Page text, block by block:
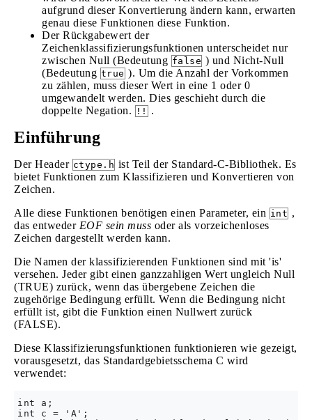
aufgrund dieser Konvertierung ändern kann, erwarten
genau diese Funktionen diese Funktion.
Der Rückgabewert der
Zeichenklassifizierungsfunktionen unterscheidet nur
zwischen Null (Bedeutung false ) und Nicht-Null
(Bedeutung true ). Um die Anzahl der Vorkommen
zu zählen, muss dieser Wert in eine 1 oder 0
umgewandelt werden. Dies geschieht durch die
doppelte Negation.
!! .
Einführung
Der Header ctype.h ist Teil der Standard-C-Bibliothek. Es
bietet Funktionen zum Klassifizieren und Konvertieren von
Zeichen.
Alle diese Funktionen benötigen einen Parameter, ein int ,
das entweder EOF sein muss oder als vorzeichenloses
Zeichen dargestellt werden kann.
Die Namen der klassifizierenden Funktionen sind mit 'is'
versehen. Jeder gibt einen ganzzahligen Wert ungleich Null
(TRUE) zurück, wenn das übergebene Zeichen die
zugehörige Bedingung erfüllt. Wenn die Bedingung nicht
erfüllt ist, gibt die Funktion einen Nullwert zurück
(FALSE).
Diese Klassifizierungsfunktionen funktionieren wie gezeigt,
vorausgesetzt, das Standardgebietsschema C wird
verwendet:
int a;
int c = 'A';